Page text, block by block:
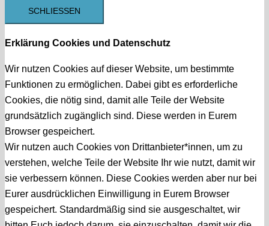
SCHLIESSEN
Erklärung Cookies und Datenschutz
Wir nutzen Cookies auf dieser Website, um bestimmte
Funktionen zu ermöglichen. Dabei gibt es erforderliche
Cookies, die nötig sind, damit alle Teile der Website
grundsätzlich zugänglich sind. Diese werden in Eurem
Browser gespeichert.
Wir nutzen auch Cookies von Drittanbieter*innen, um zu
verstehen, welche Teile der Website Ihr wie nutzt, damit wir
sie verbessern können. Diese Cookies werden aber nur bei
Eurer ausdrücklichen Einwilligung in Eurem Browser
gespeichert. Standardmäßig sind sie ausgeschaltet, wir